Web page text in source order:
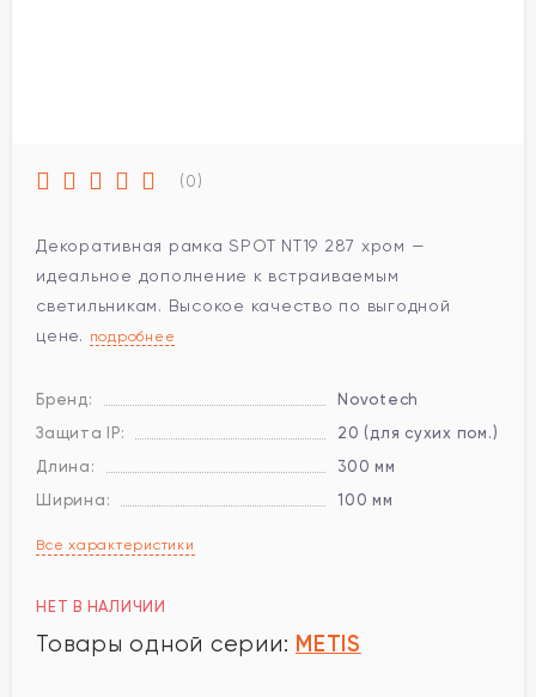
(0)
Декоративная рамка SPOT NT19 287 хром —
идеальное дополнение к встраиваемым
светильникам. Высокое качество по выгодной
цене. подробнее
Бренд:
Novotech
Защита IP:
20 (для сухих пом.)
Длина:
300 мм
Ширина:
100 мм
Все характеристики
НЕТ В НАЛИЧИИ
Товары одной серии: METIS